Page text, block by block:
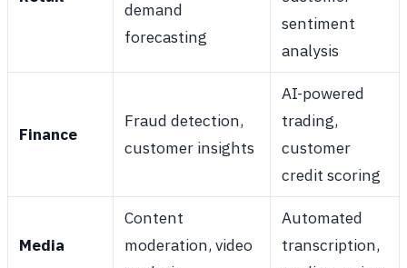
demand
forecasting
sentiment
analysis
Finance
Fraud detection,
customer insights
AI-powered
trading,
customer
credit scoring
Media
Content
moderation, video
Automated
transcription,